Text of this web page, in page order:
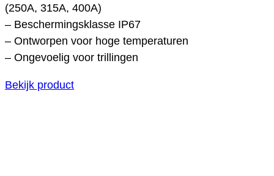
(250A, 315A, 400A)
– Beschermingsklasse IP67
– Ontworpen voor hoge temperaturen
– Ongevoelig voor trillingen
Bekijk product